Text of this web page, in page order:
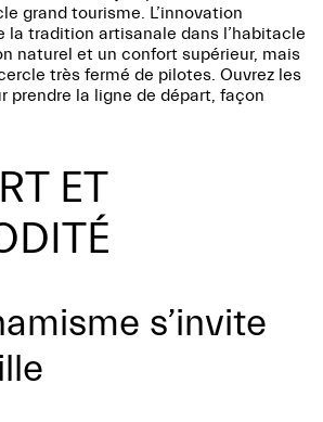
grand tourisme. L’innovation
la tradition artisanale dans l’habitacle
naturel et un confort supérieur, mais
très fermé de pilotes. Ouvrez les
prendre la ligne de départ, façon
ET
s’invite